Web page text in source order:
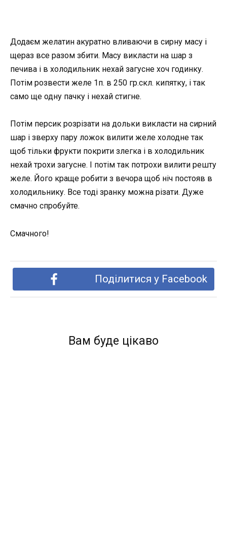
Додаєм желатин акуратно вливаючи в сирну масу і
щераз все разом збити. Масу викласти на шар з
печива і в холодильник нехай загусне хоч годинку.
Потім розвести желе 1п. в 250 гр.скл. кипятку, і так
само ще одну пачку і нехай стигне.
Потім персик розрізати на дольки викласти на сирний
шар і зверху пару ложок вилити желе холодне так
щоб тільки фрукти покрити злегка і в холодильник
нехай трохи загусне. І потім так потрохи вилити решту
желе. Його краще робити з вечора щоб ніч постояв в
холодильнику. Все тоді зранку можна різати. Дуже
смачно спробуйте.
Смачного!
Поділитися у Facebook
Вам буде цікаво